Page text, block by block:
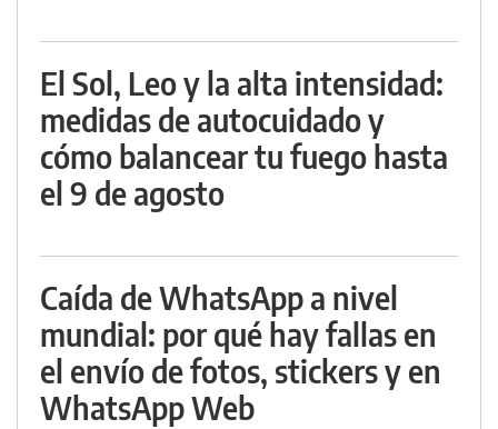
El Sol, Leo y la alta intensidad:
medidas de autocuidado y
cómo balancear tu fuego hasta
el 9 de agosto
Caída de WhatsApp a nivel
mundial: por qué hay fallas en
el envío de fotos, stickers y en
WhatsApp Web